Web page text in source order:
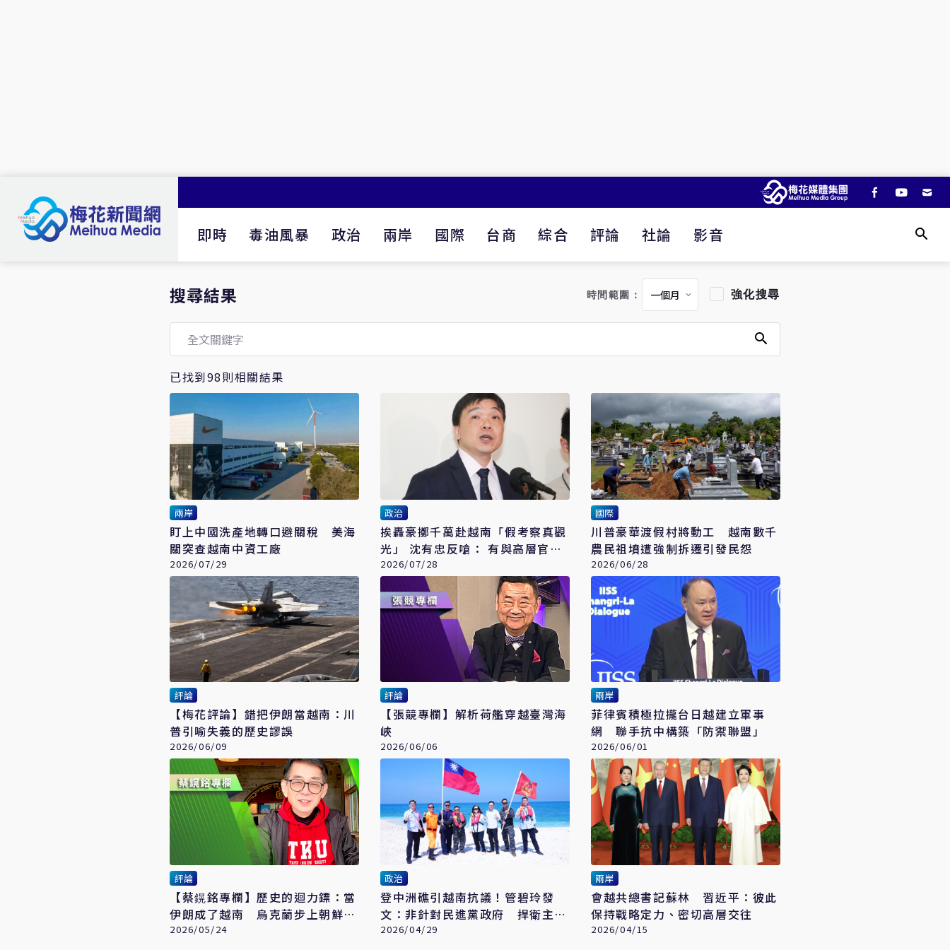
即時 毒油風暴 政治 兩岸 國際 台商 綜合 評論 社論 影音
搜尋結果 時間範圍： 強化搜尋
已找到98則相關結果
兩岸
盯上中國洗產地轉口避關稅 美海
關突查越南中資工廠
2026/07/29
政治
挨轟豪擲千萬赴越南「假考察真觀
光」 沈有忠反嗆： 有與高層官員
交流
2026/07/28
國際
川普豪華渡假村將動工 越南數千
農民祖墳遭強制拆遷引發民怨
2026/06/28
評論
【梅花評論】錯把伊朗當越南：川
普引喻失義的歷史謬誤
2026/06/09
評論
【張競專欄】解析荷艦穿越臺灣海
峽
2026/06/06
兩岸
菲律賓積極拉攏台日越建立軍事
網 聯手抗中構築「防禦聯盟」
2026/06/01
評論
【蔡鎤銘專欄】歷史的迴力鏢：當
伊朗成了越南 烏克蘭步上朝鮮後
塵
2026/05/24
政治
登中洲礁引越南抗議！管碧玲發
文：非針對民進黨政府 捍衛主權
不退讓
2026/04/29
兩岸
會越共總書記蘇林 習近平：彼此
保持戰略定力、密切高層交往
2026/04/15